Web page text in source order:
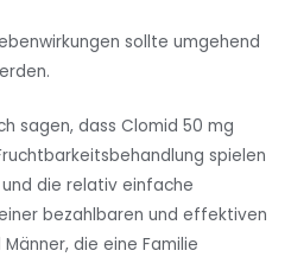
sollte umgehend
sagen, dass Clomid 50 mg
spielen
die relativ einfache
bezahlbaren und effektiven
die eine Familie